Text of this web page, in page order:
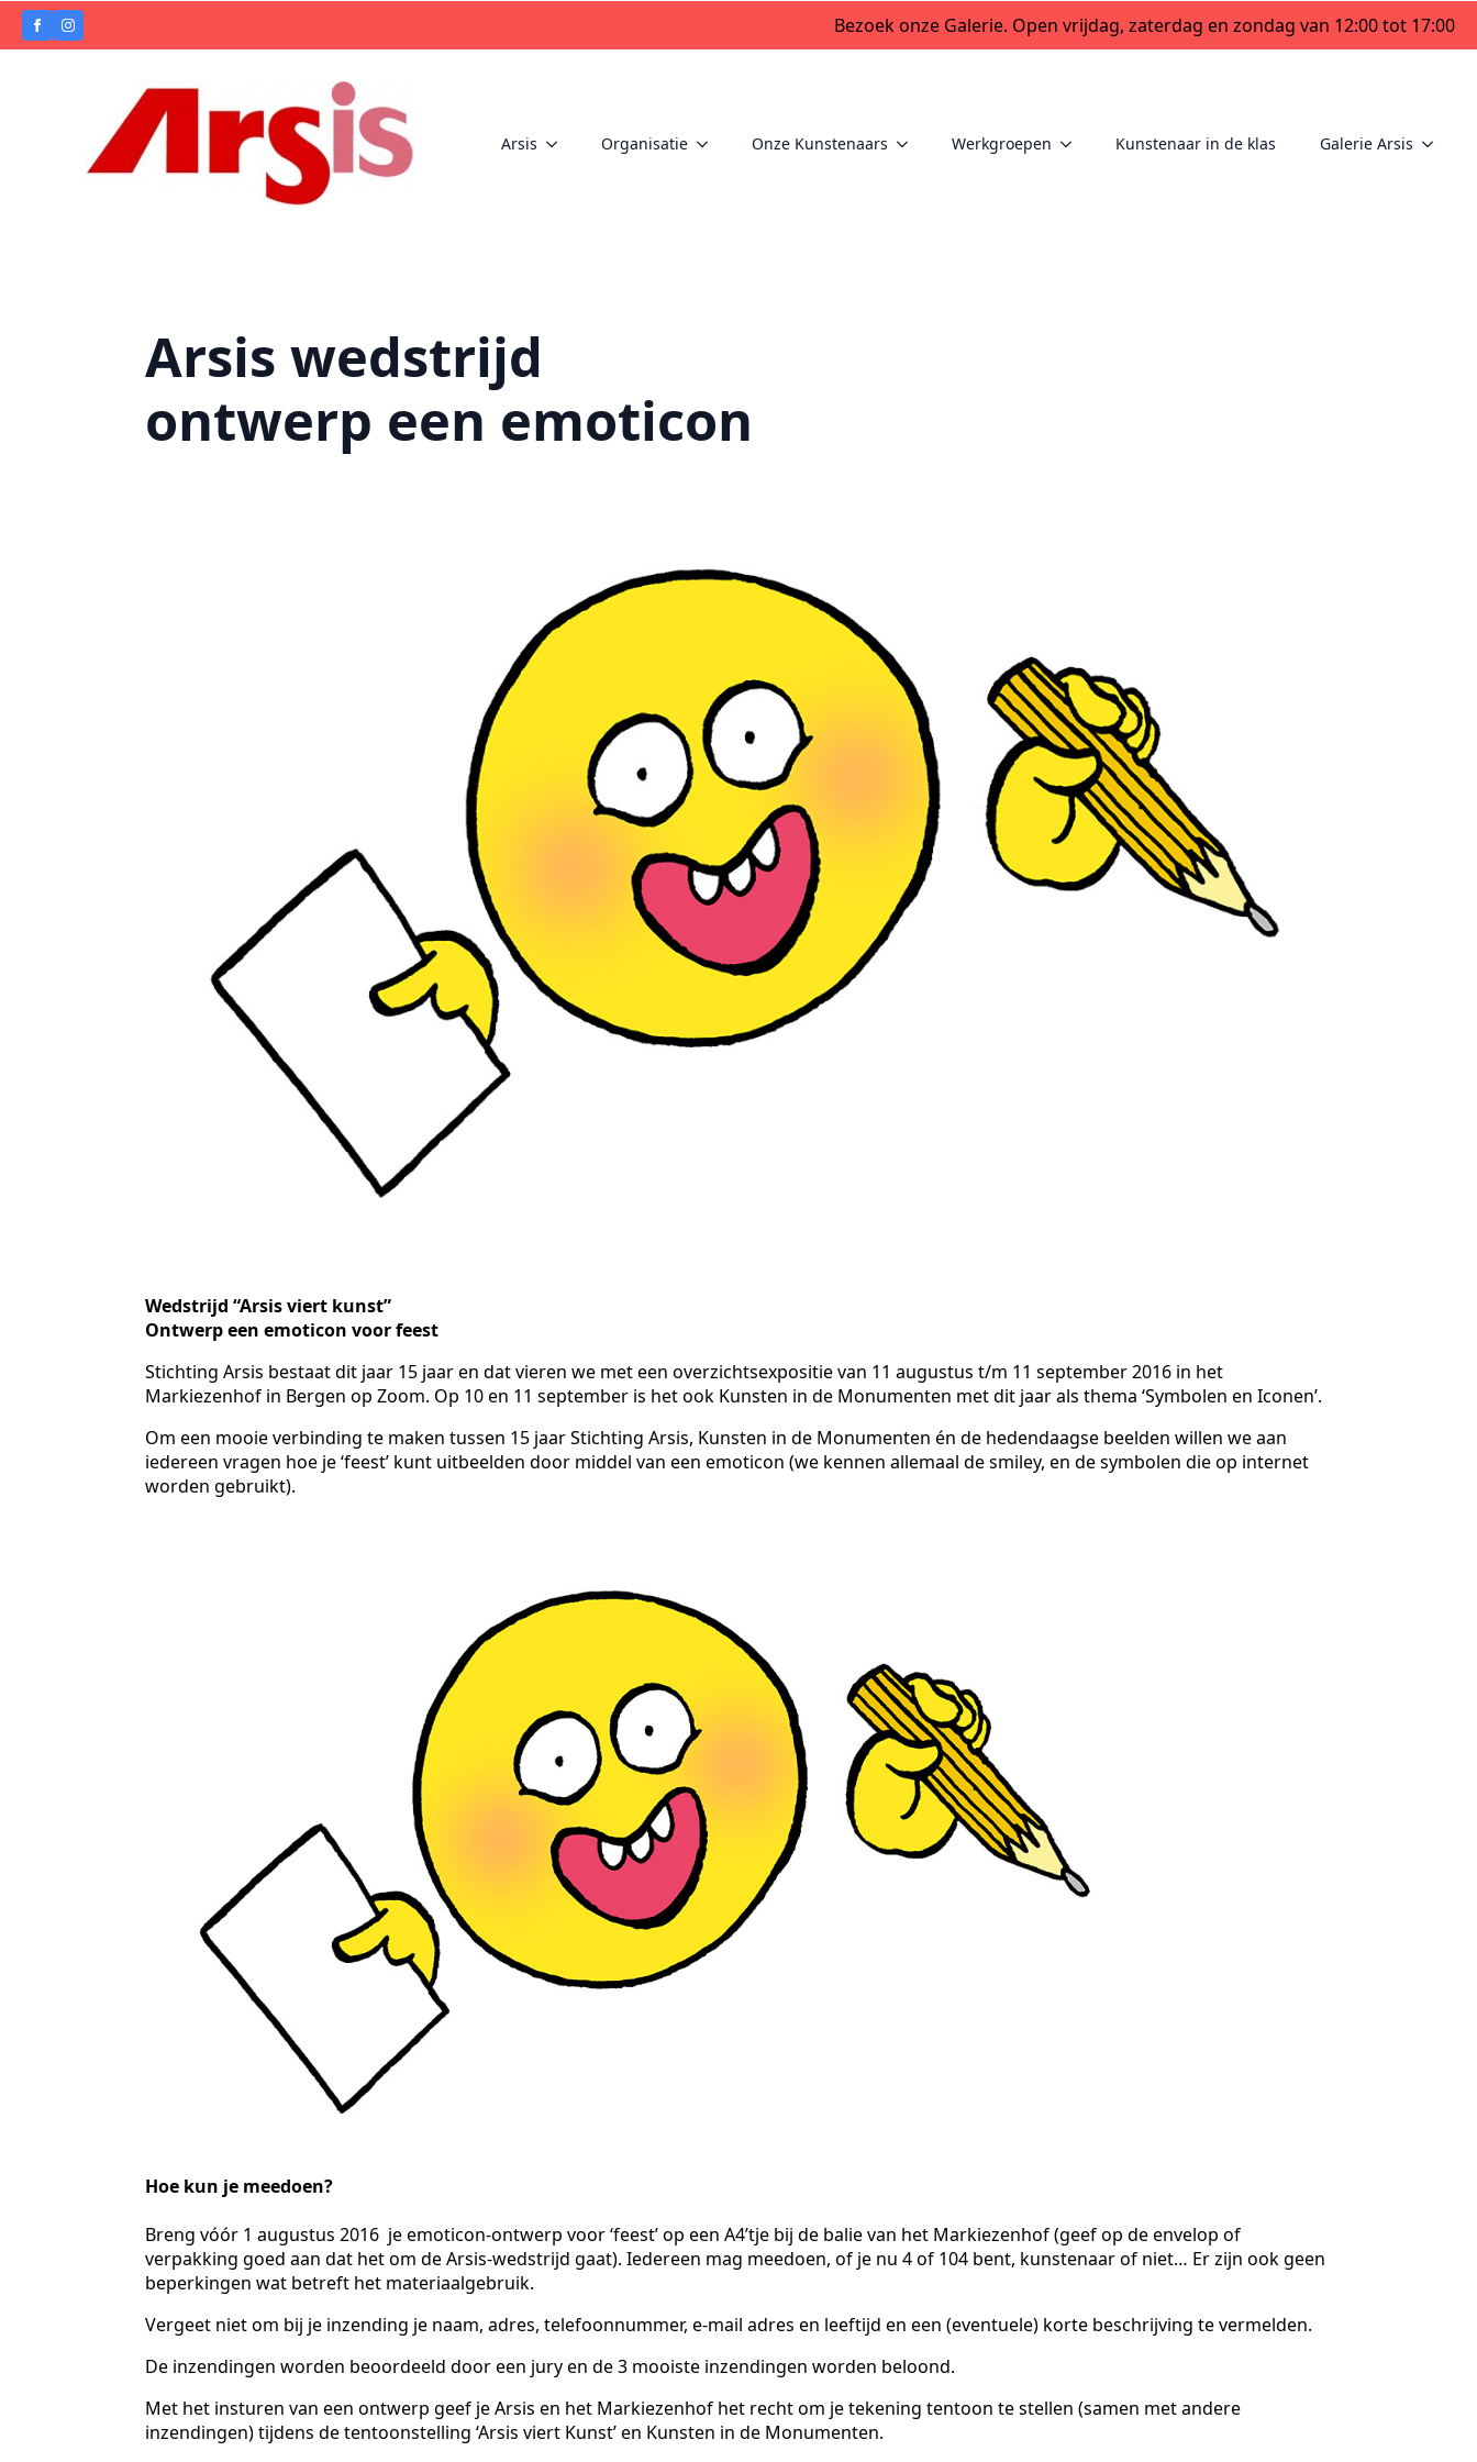
Bezoek onze Galerie. Open vrijdag, zaterdag en zondag van 12:00 tot 17:00
Arsis Organisatie Onze Kunstenaars Werkgroepen Kunstenaar in de klas Galerie Arsis
Arsis wedstrijd
ontwerp een emoticon
Wedstrijd “Arsis viert kunst”
Ontwerp een emoticon voor feest
Stichting Arsis bestaat dit jaar 15 jaar en dat vieren we met een overzichtsexpositie van 11 augustus t/m 11 september 2016 in het
Markiezenhof in Bergen op Zoom. Op 10 en 11 september is het ook Kunsten in de Monumenten met dit jaar als thema ‘Symbolen en Iconen’.
Om een mooie verbinding te maken tussen 15 jaar Stichting Arsis, Kunsten in de Monumenten én de hedendaagse beelden willen we aan
iedereen vragen hoe je ‘feest’ kunt uitbeelden door middel van een emoticon (we kennen allemaal de smiley, en de symbolen die op internet
worden gebruikt).
Hoe kun je meedoen?
Breng vóór 1 augustus 2016 je emoticon-ontwerp voor ‘feest’ op een A4’tje bij de balie van het Markiezenhof (geef op de envelop of
verpakking goed aan dat het om de Arsis-wedstrijd gaat). Iedereen mag meedoen, of je nu 4 of 104 bent, kunstenaar of niet… Er zijn ook geen
beperkingen wat betreft het materiaalgebruik.
Vergeet niet om bij je inzending je naam, adres, telefoonnummer, e-mail adres en leeftijd en een (eventuele) korte beschrijving te vermelden.
De inzendingen worden beoordeeld door een jury en de 3 mooiste inzendingen worden beloond.
Met het insturen van een ontwerp geef je Arsis en het Markiezenhof het recht om je tekening tentoon te stellen (samen met andere
inzendingen) tijdens de tentoonstelling ‘Arsis viert Kunst’ en Kunsten in de Monumenten.